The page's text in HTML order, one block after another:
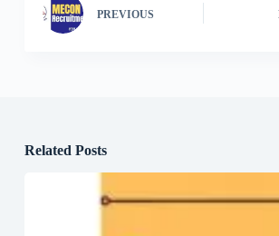
PREVIOUS
Related Posts